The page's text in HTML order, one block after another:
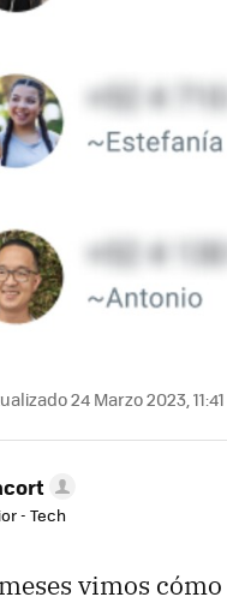
24 Marzo 2023, 11:41
- Tech
vimos cómo